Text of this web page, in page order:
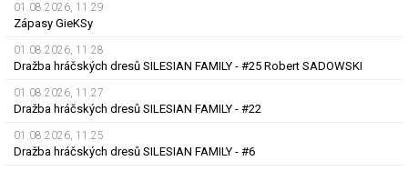
01.08.2026, 11.29
Zápasy GieKSy
01.08.2026, 11.28
Dražba hráčských dresů SILESIAN FAMILY - #25 Robert SADOWSKI
01.08.2026, 11.27
Dražba hráčských dresů SILESIAN FAMILY - #22
01.08.2026, 11.25
Dražba hráčských dresů SILESIAN FAMILY - #6